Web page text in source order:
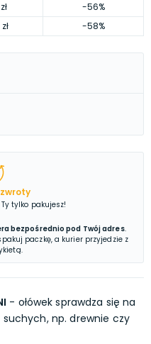
-56%
-58%
tylko pakujesz!
bezpośrednio pod Twój adres.
paczkę, a kurier przyjedzie z
- ołówek sprawdza się na
np. drewnie czy